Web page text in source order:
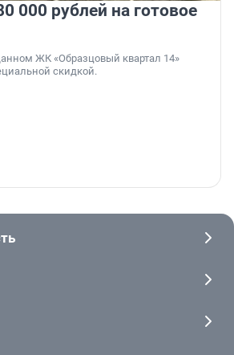
000 рублей на готовое
ЖК «Образцовый квартал 14»
скидкой.